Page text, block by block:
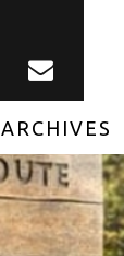
ARCHIVES